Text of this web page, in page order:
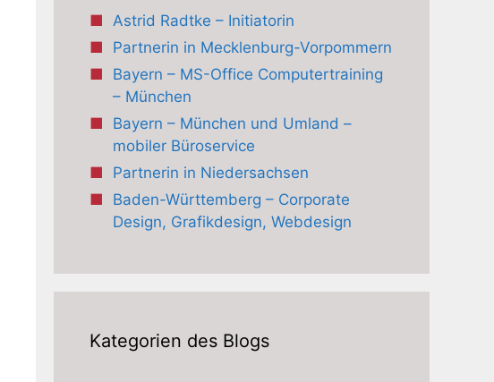
Astrid Radtke – Initiatorin
Partnerin in Mecklenburg-Vorpommern
Bayern – MS-Office Computertraining
– München
Bayern – München und Umland –
mobiler Büroservice
Partnerin in Niedersachsen
Baden-Württemberg – Corporate
Design, Grafikdesign, Webdesign
Kategorien des Blogs